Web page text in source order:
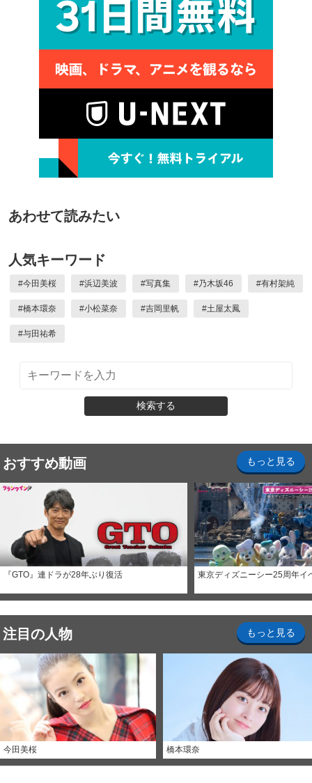
あわせて読みたい
人気キーワード
#今田美桜 #浜辺美波 #写真集 #乃木坂46 #有村架純
#橋本環奈 #小松菜奈 #吉岡里帆 #土屋太鳳
#与田祐希
検索する
おすすめ動画 もっと見る
『GTO』連ドラが28年ぶり復活 東京ディズニーシー25周年イ
注目の人物 もっと見る
今田美桜 橋本環奈